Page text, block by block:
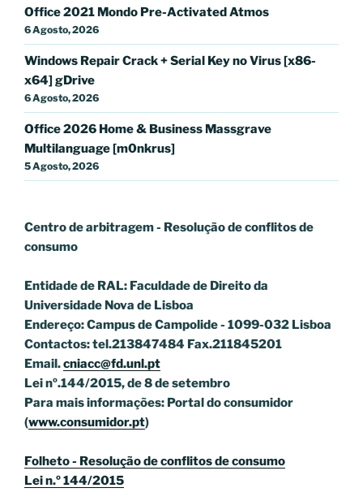
Office 2021 Mondo Pre-Activated Atmos
6 Agosto, 2026
Windows Repair Crack + Serial Key no Virus [x86-
x64] gDrive
6 Agosto, 2026
Office 2026 Home & Business Massgrave
Multilanguage [m0nkrus]
5 Agosto, 2026
Centro de arbitragem - Resolução de conflitosde
consumo
Entidade de RAL: Faculdade de Direito da
Universidade Nova de Lisboa
Endereço: Campus de Campolide - 1099-032 Lisboa
Contactos: tel.213847484 Fax.211845201
Email.cniacc@fd.unl.pt
Lei nº.144/2015, de 8 de setembro
Para mais informações: Portal do consumidor
(www.consumidor.pt)
Folheto - Resolução de conflitos de consumo
Lei n.º 144/2015